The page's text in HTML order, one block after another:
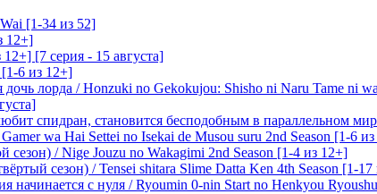
[1-34 из 52]
12+]
[7 серия - 15 августа]
6 из 12+]
лорда / Honzuki no Gekokujou: Shisho ni Naru Tame ni
спидран, становится бесподобным в параллельном
wa Hai Settei no Isekai de Musou suru 2nd Season [1-6
/ Nige Jouzu no Wakagimi 2nd Season [1-4 из 12+]
сезон) / Tensei shitara Slime Datta Ken 4th Season [1-17
начинается с нуля / Ryoumin 0-nin Start no Henkyou